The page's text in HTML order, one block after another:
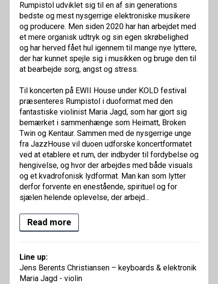
Rumpistol udviklet sig til en af sin generations
bedste og mest nysgerrige elektroniske musikere
og producere. Men siden 2020 har han arbejdet med
et mere organisk udtryk og sin egen skrøbelighed
og har herved fået hul igennem til mange nye lyttere,
der har kunnet spejle sig i musikken og bruge den til
at bearbejde sorg, angst og stress.
Til koncerten på EWII House under KOLD festival
præsenteres Rumpistol i duoformat med den
fantastiske violinist Maria Jagd, som har gjort sig
bemærket i sammenhænge som Heimatt, Broken
Twin og Kentaur. Sammen med de nysgerrige unge
fra JazzHouse vil duoen udforske koncertformatet
ved at etablere et rum, der indbyder til fordybelse og
hengivelse, og hvor der arbejdes med både visuals
og et kvadrofonisk lydformat. Man kan som lytter
derfor forvente en enestående, spirituel og for
sjælen helende oplevelse, der arbejd...
Read more
Line up:
Jens Berents Christiansen – keyboards & elektronik
Maria Jagd - violin